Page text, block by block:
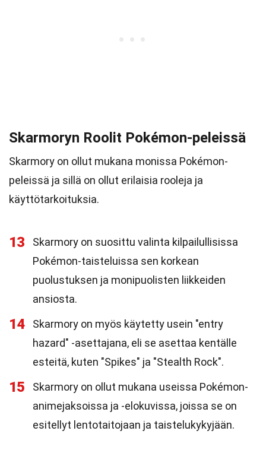
Skarmoryn Roolit Pokémon-peleissä
Skarmory on ollut mukana monissa Pokémon-
peleissä ja sillä on ollut erilaisia rooleja ja
käyttötarkoituksia.
13
Skarmory on suosittu valinta kilpailullisissa
Pokémon-taisteluissa sen korkean
puolustuksen ja monipuolisten liikkeiden
ansiosta.
14
Skarmory on myös käytetty usein "entry
hazard" -asettajana, eli se asettaa kentälle
esteitä, kuten "Spikes" ja "Stealth Rock".
15
Skarmory on ollut mukana useissa Pokémon-
animejaksoissa ja -elokuvissa, joissa se on
esitellyt lentotaitojaan ja taistelukykyjään.